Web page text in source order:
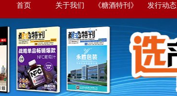
首页 关于我们 《糖酒特刊》 发行动态